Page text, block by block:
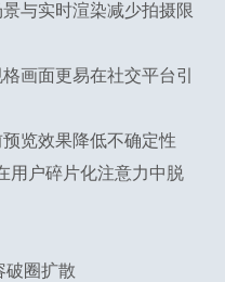
与实时渲染减少拍摄限
画面更易在社交平台引
览效果降低不确定性
用户碎片化注意力中脱
破圈扩散